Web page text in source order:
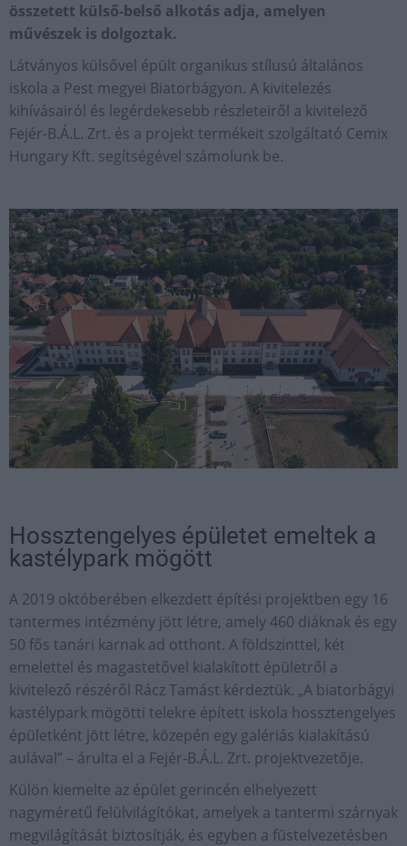
összetett külső-belső alkotás adja, amelyen
művészek is dolgoztak.
Látványos külsővel épült organikus stílusú általános
iskola a Pest megyei Biatorbágyon. A kivitelezés
kihívásairól és legérdekesebb részleteiről a kivitelező
Fejér-B.Á.L. Zrt. és a projekt termékeit szolgáltató Cemix
Hungary Kft. segítségével számolunk be.
Hossztengelyes épületet emeltek a
kastélypark mögött
A 2019 októberében elkezdett építési projektben egy 16
tantermes intézmény jött létre, amely 460 diáknak és egy
50 fős tanári karnak ad otthont. A földszinttel, két
emelettel és magastetővel kialakított épületről a
kivitelező részéről Rácz Tamást kérdeztük. „A biatorbágyi
kastélypark mögötti telekre épített iskola hossztengelyes
épületként jött létre, közepén egy galériás kialakítású
aulával” – árulta el a Fejér-B.Á.L. Zrt. projektvezetője.
Külön kiemelte az épület gerincén elhelyezett
nagyméretű felülvilágítókat, amelyek a tantermi szárnyak
megvilágítását biztosítják, és egyben a füstelvezetésben